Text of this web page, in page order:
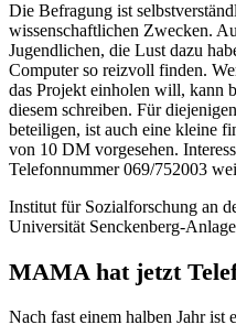
Die Befragung ist
wissenschaftlichen Zwecken.
Jugendlichen, die Lust dazu
Computer so reizvoll finden.
das Projekt einholen will, kann
diesem schreiben. Für
beteiligen, ist auch eine kleine
von 10 DM vorgesehen.
Telefonnummer 069/752003
Institut für Sozialforschung an
Universität Senckenberg-
MAMA hat jetzt
Nach fast einem halben Jahr ist